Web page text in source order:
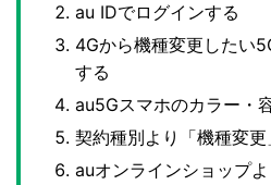
au IDでログインする
4Gから機種変更したい
する
au5Gスマホのカラー・
契約種別より「機種変
auオンラインショップよ